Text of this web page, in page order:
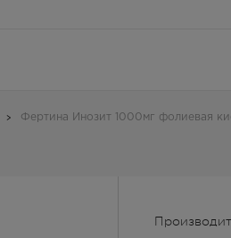
Фертина Инозит 1000мг фолиевая